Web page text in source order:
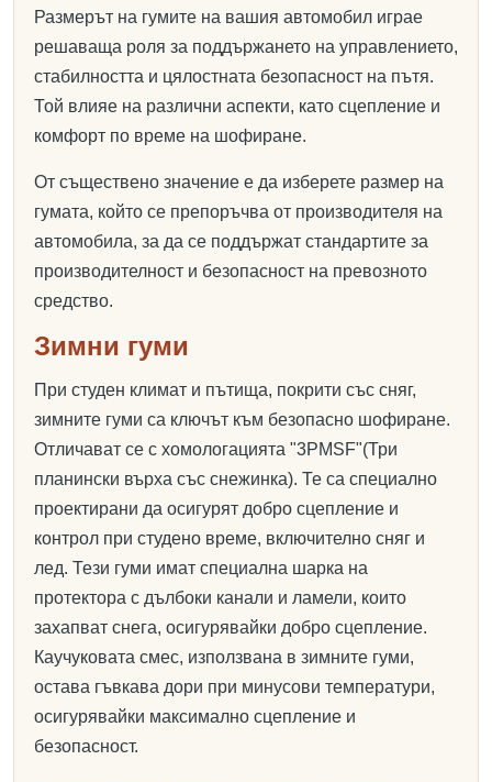
Размерът на гумите на вашия автомобил играе
решаваща роля за поддържането на управлението,
стабилността и цялостната безопасност на пътя.
Той влияе на различни аспекти, като сцепление и
комфорт по време на шофиране.
От съществено значение е да изберете размер на
гумата, който се препоръчва от производителя на
автомобила, за да се поддържат стандартите за
производителност и безопасност на превозното
средство.
Зимни гуми
При студен климат и пътища, покрити със сняг,
зимните гуми са ключът към безопасно шофиране.
Отличават се с хомологацията "3PMSF"(Три
планински върха със снежинка). Те са специално
проектирани да осигурят добро сцепление и
контрол при студено време, включително сняг и
лед. Тези гуми имат специална шарка на
протектора с дълбоки канали и ламели, които
захапват снега, осигурявайки добро сцепление.
Каучуковата смес, използвана в зимните гуми,
остава гъвкава дори при минусови температури,
осигурявайки максимално сцепление и
безопасност.